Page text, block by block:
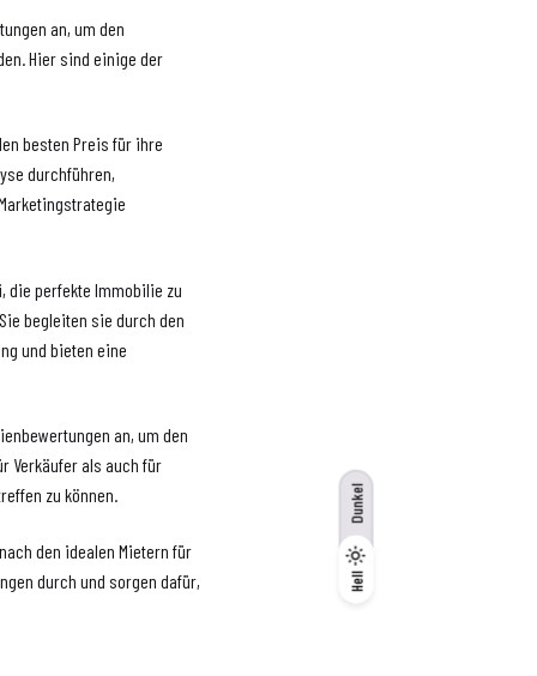
Hell
Dunkel
Hell
Dunkel
an, um den
Hier sind einige der
besten Preis für ihre
durchführen,
die perfekte Immobilie zu
begleiten sie durch den
und bieten eine
an, um den
Verkäufer als auch für
zu können.
den idealen Mietern für
durch und sorgen dafür,